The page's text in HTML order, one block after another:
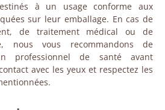
à un usage conforme aux
sur leur emballage. En cas de
de traitement médical ou de
nous vous recommandons de
professionnel de santé avant
avec les yeux et respectez les